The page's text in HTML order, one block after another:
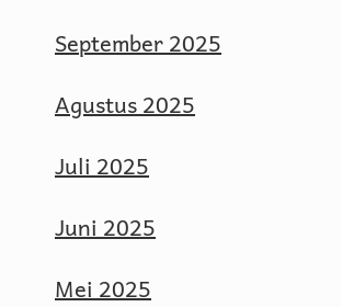
September 2025
Agustus 2025
Juli 2025
Juni 2025
Mei 2025